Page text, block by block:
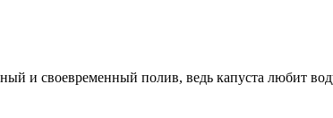
и своевременный полив, ведь капуста любит